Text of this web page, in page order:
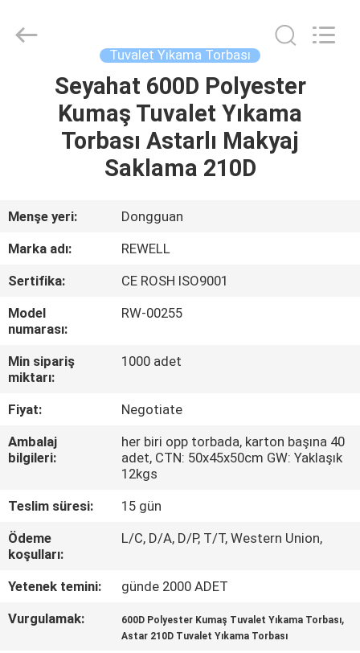
ÜRÜN:%
HAKKIMIZDA
TURU
KONTROL
SITE
HARITASI
PRIVACY
POLICY
Rights
Tuvalet Yıkama Torbası
Seyahat 600D Polyester
Kumaş Tuvalet Yıkama
Torbası Astarlı Makyaj
Saklama 210D
Menşe yeri:
Dongguan
Marka adı:
REWELL
Sertifika:
CE ROSH ISO9001
Model
numarası:
RW-00255
Min sipariş
miktarı:
1000 adet
Fiyat:
Negotiate
Ambalaj
bilgileri:
her biri opp torbada, karton başına 40
adet, CTN: 50x45x50cm GW: Yaklaşık
12kgs
Teslim süresi:
15 gün
Ödeme
koşulları:
L/C, D/A, D/P, T/T, Western Union,
Yetenek temini:
günde 2000 ADET
Vurgulamak:
600D Polyester Kumaş Tuvalet Yıkama Torbası,
Astar 210D Tuvalet Yıkama Torbası